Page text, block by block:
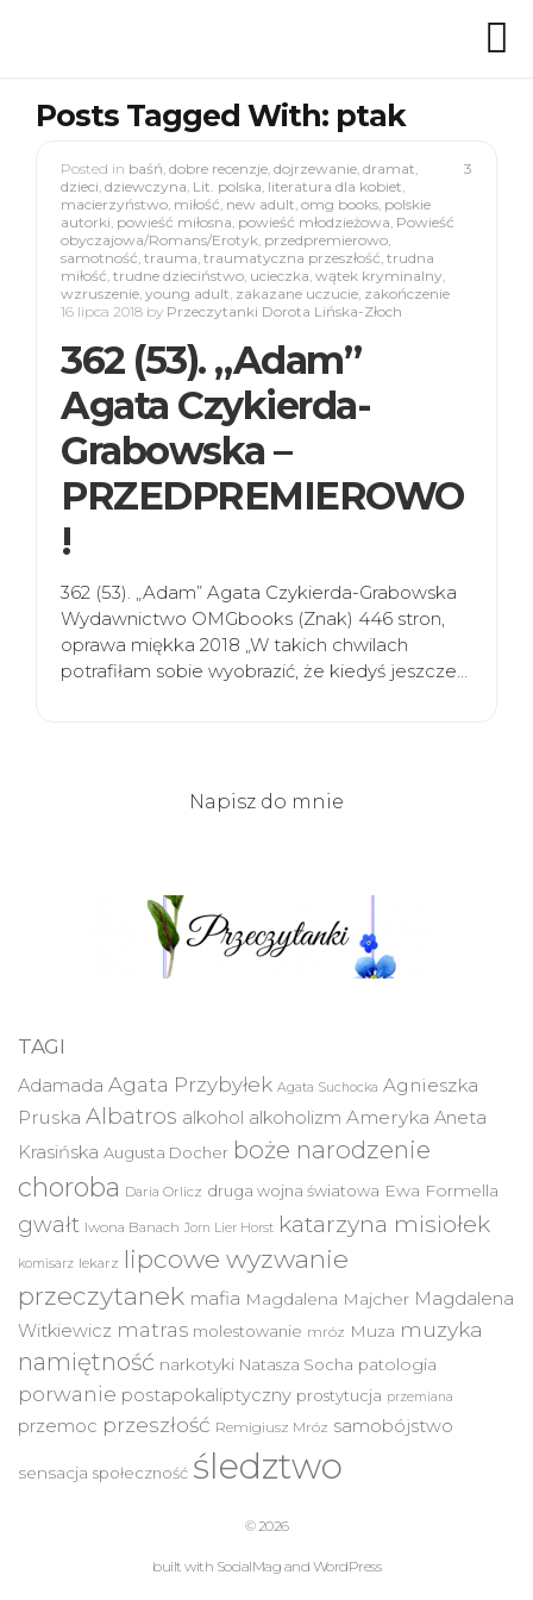
Posts Tagged With: ptak
3
Posted in baśń, dobre recenzje, dojrzewanie, dramat,
dzieci, dziewczyna, Lit. polska, literatura dla kobiet,
macierzyństwo, miłość, new adult, omg books, polskie
autorki, powieść miłosna, powieść młodzieżowa, Powieść
obyczajowa/Romans/Erotyk, przedpremierowo,
samotność, trauma, traumatyczna przeszłość, trudna
miłość, trudne dzieciństwo, ucieczka, wątek kryminalny,
wzruszenie, young adult, zakazane uczucie, zakończenie
16 lipca 2018 by Przeczytanki Dorota Lińska-Złoch
362 (53). „Adam”
Agata Czykierda-
Grabowska –
PRZEDPREMIEROWO
!
362 (53). „Adam” Agata Czykierda-Grabowska
Wydawnictwo OMGbooks (Znak) 446 stron,
oprawa miękka 2018 „W takich chwilach
potrafiłam sobie wyobrazić, że kiedyś jeszcze…
Napisz do mnie
TAGI
Adamada Agata Przybyłek Agata Suchocka Agnieszka
Pruska Albatros alkohol alkoholizm Ameryka Aneta
Krasińska Augusta Docher boże narodzenie
choroba Daria Orlicz druga wojna światowa Ewa Formella
gwałt Iwona Banach Jorn Lier Horst katarzyna misiołek
komisarz lekarz lipcowe wyzwanie
przeczytanek mafia Magdalena Majcher Magdalena
Witkiewicz matras molestowanie mróz Muza muzyka
namiętność narkotyki Natasza Socha patologia
porwanie postapokaliptyczny prostytucja przemiana
przemoc przeszłość Remigiusz Mróz samobójstwo
sensacja społeczność śledztwo
© 2026
built with SocialMag and WordPress